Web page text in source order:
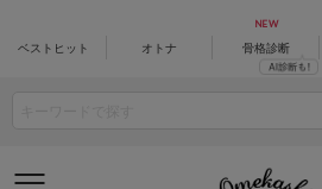
ベストヒット オトナ 骨格診断